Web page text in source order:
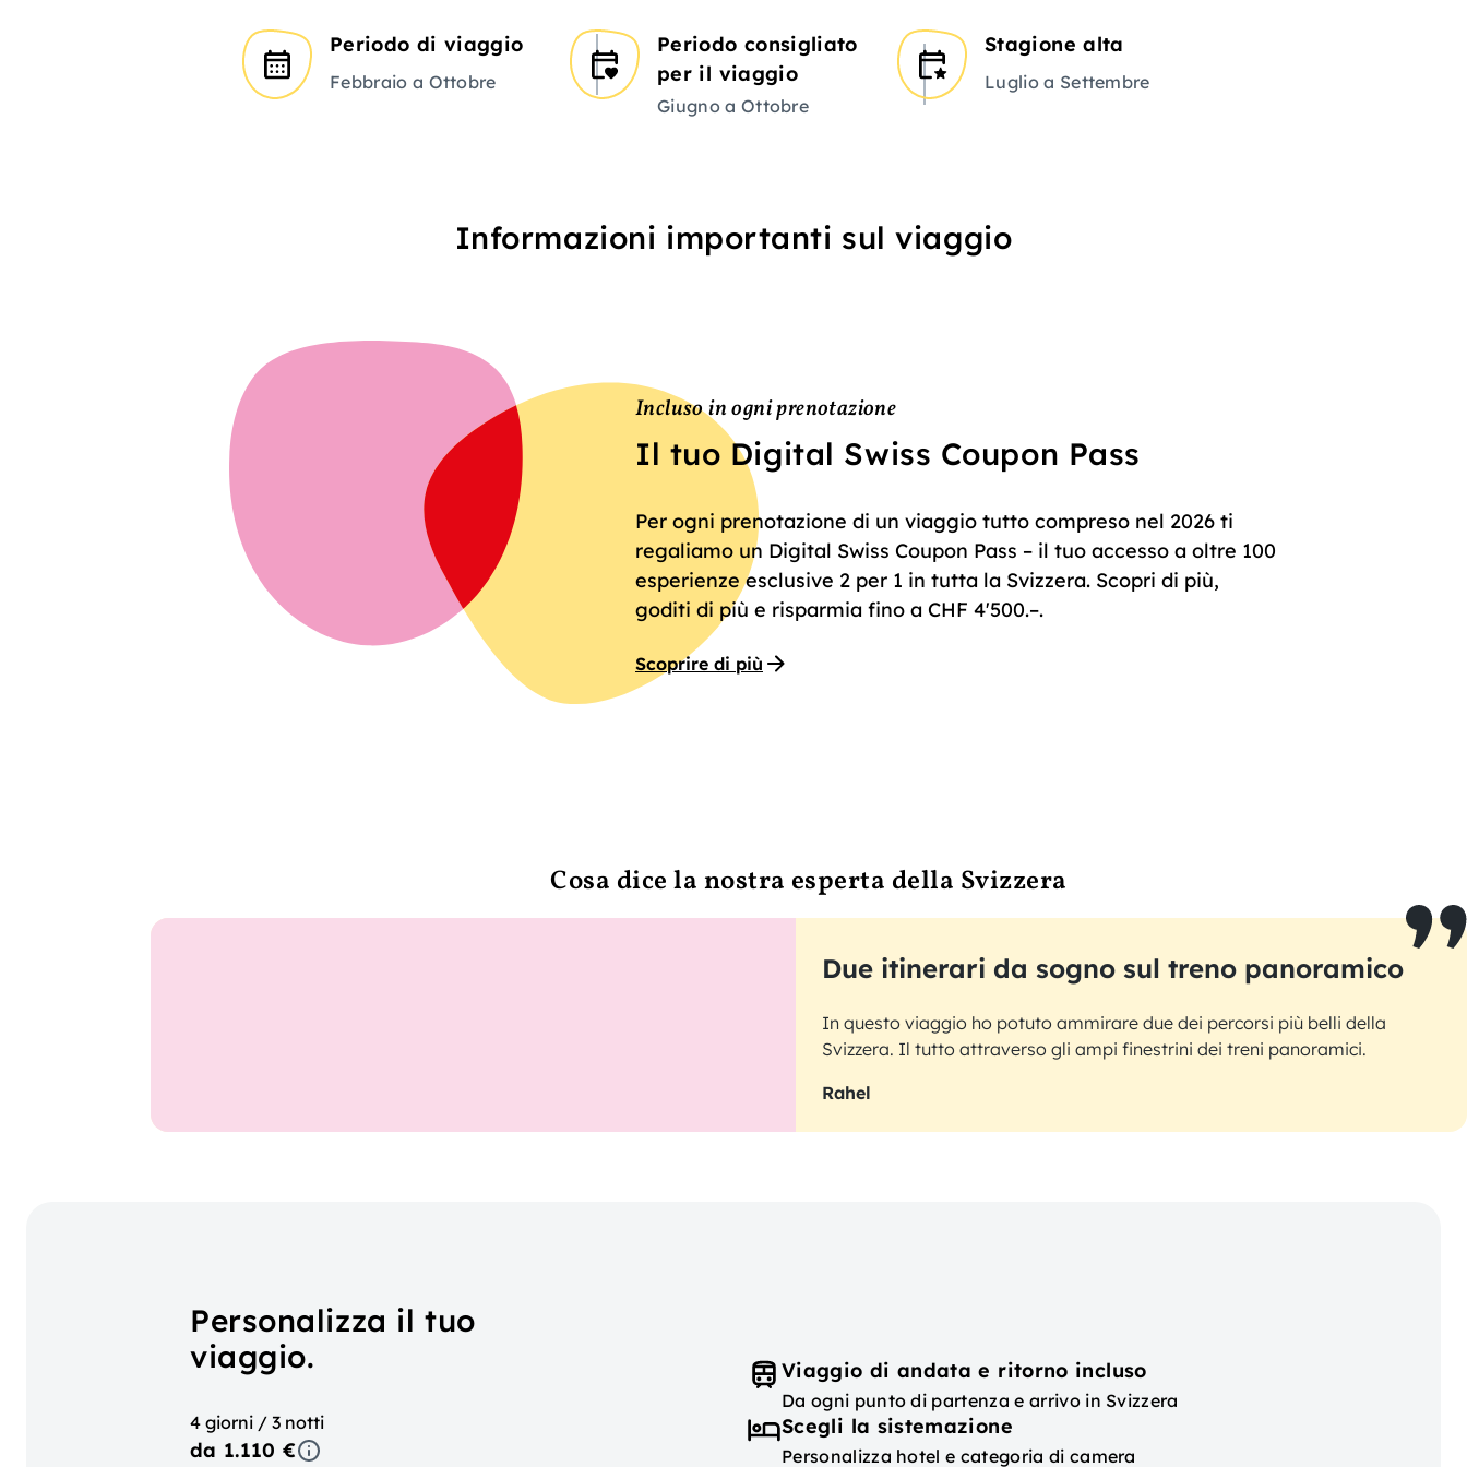
Periodo di viaggio
Febbraio a Ottobre
Periodo consigliato
per il viaggio
Giugno a Ottobre
Stagione alta
Luglio a Settembre
Informazioni importanti sul viaggio
Incluso in ogni prenotazione
Il tuo Digital Swiss Coupon Pass
Per ogni prenotazione di un viaggio tutto compreso nel 2026 ti
regaliamo un Digital Swiss Coupon Pass – il tuo accesso a oltre 100
esperienze esclusive 2 per 1 in tutta la Svizzera. Scopri di più,
goditi di più e risparmia fino a CHF 4'500.–.
Scoprire di più
Cosa dice la nostra esperta della Svizzera
Due itinerari da sogno sul treno panoramico
In questo viaggio ho potuto ammirare due dei percorsi più belli della
Svizzera. Il tutto attraverso gli ampi finestrini dei treni panoramici.
Rahel
Personalizza il tuo
viaggio.
4 giorni / 3 notti
da 1.110 €
Viaggio di andata e ritorno incluso
Da ogni punto di partenza e arrivo in Svizzera
Scegli la sistemazione
Personalizza hotel e categoria di camera